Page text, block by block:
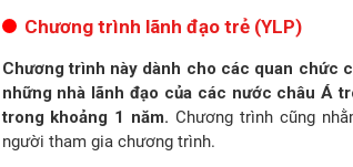
Chương trình lãnh đạo trẻ (YLP)
Chương trình này dành cho các quan chức
những nhà lãnh đạo của các nước châu Á
trong khoảng 1 năm. Chương trình cũng
người tham gia chương trình.